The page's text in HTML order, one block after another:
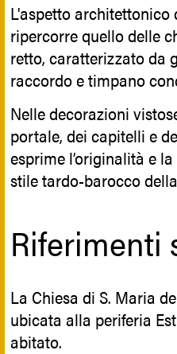
L'aspetto architettonico
ripercorre quello delle
retto, caratterizzato da
raccordo e timpano
Nelle decorazioni
portale, dei capitelli e
esprime l’originalità e
stile tardo-barocco
Riferimenti
La Chiesa di S. Maria
ubicata alla periferia
abitato.